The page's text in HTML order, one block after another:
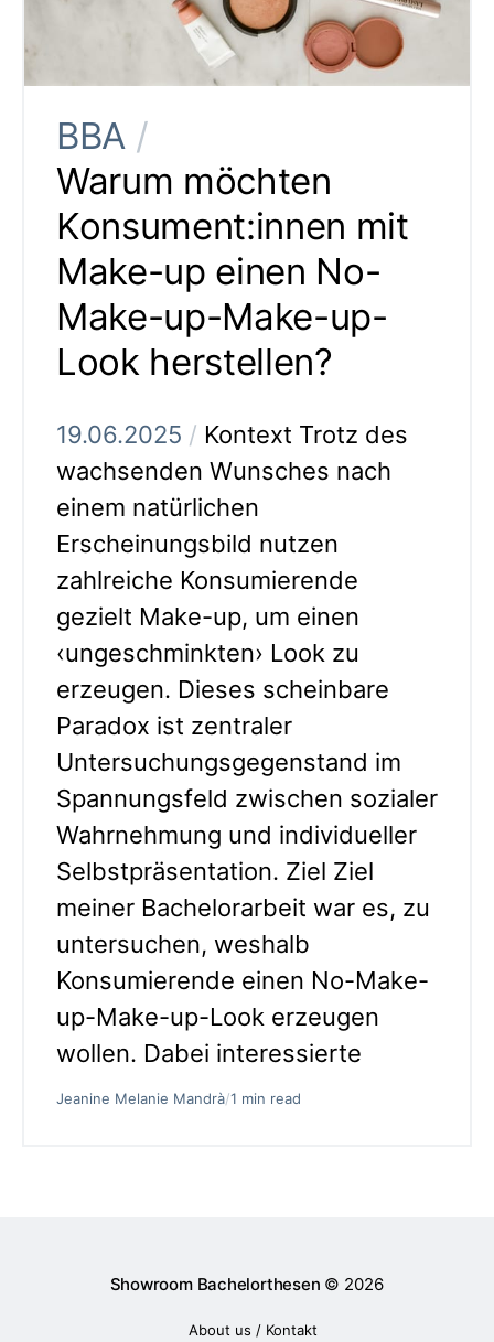
BBA /
Warum möchten
Konsument:innen mit
Make-up einen No-
Make-up-Make-up-
Look herstellen?
19.06.2025 / Kontext Trotz des
wachsenden Wunsches nach
einem natürlichen
Erscheinungsbild nutzen
zahlreiche Konsumierende
gezielt Make-up, um einen
‹ungeschminkten› Look zu
erzeugen. Dieses scheinbare
Paradox ist zentraler
Untersuchungsgegenstand im
Spannungsfeld zwischen sozialer
Wahrnehmung und individueller
Selbstpräsentation. Ziel Ziel
meiner Bachelorarbeit war es, zu
untersuchen, weshalb
Konsumierende einen No-Make-
up-Make-up-Look erzeugen
wollen. Dabei interessierte
Jeanine Melanie Mandrà/1 min read
Showroom Bachelorthesen © 2026
About us / Kontakt